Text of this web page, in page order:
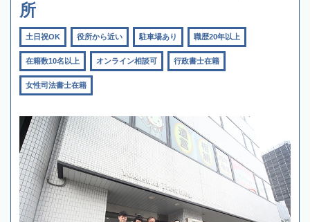
所
土日祝OK 役所から近い 駐車場あり 職歴20年以上
在籍数10名以上 オンライン相談可 行政書士在籍
女性司法書士在籍